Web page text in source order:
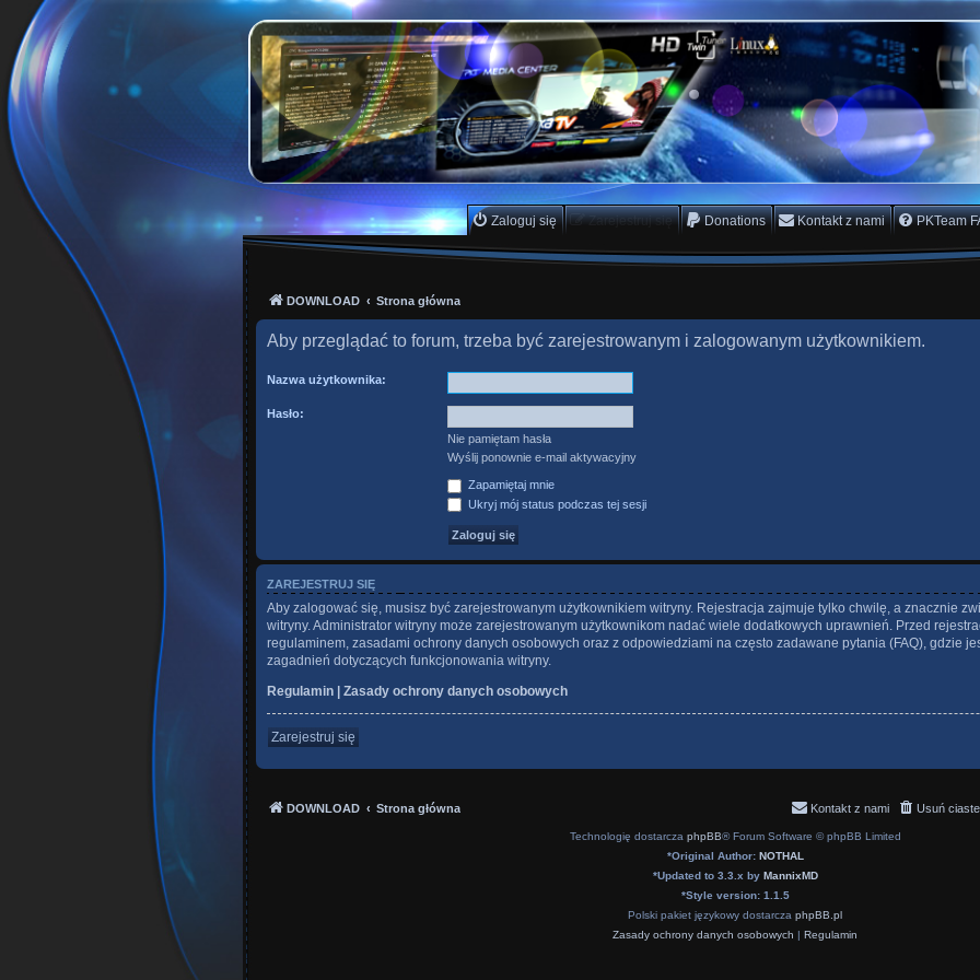
PKTeam - Polish Koders Team
Hyperion, Enigma, E2, PKT, listy kanałów, oscam
Zaloguj się Zarejestruj się Donations Kontakt z nami PKTeam
DOWNLOAD Strona główna
Aby przeglądać to forum, trzeba być zarejestrowanym i zalogowanym użytkownikiem.
Nazwa użytkownika:
Hasło:
Nie pamiętam hasła
Wyślij ponownie e-mail aktywacyjny
Zapamiętaj mnie
Ukryj mój status podczas tej sesji
ZAREJESTRUJ SIĘ
Aby zalogować się, musisz być zarejestrowanym użytkownikiem witryny. Rejestracja zajmuje tylko chwilę, a znacznie
witryny. Administrator witryny może zarejestrowanym użytkownikom nadać wiele dodatkowych uprawnień. Przed
regulaminem, zasadami ochrony danych osobowych oraz z odpowiedziami na często zadawane pytania (FAQ), gdzie
zagadnień dotyczących funkcjonowania witryny.
Regulamin
Zasady ochrony danych osobowych
Zarejestruj się
DOWNLOAD Strona główna Usuń
Kontakt z nami
Technologię dostarcza phpBB® Forum Software © phpBB Limited
*Original Author: NOTHAL
*Updated to 3.3.x by MannixMD
*Style version: 1.1.5
Polski pakiet językowy dostarcza phpBB.pl
Zasady ochrony danych osobowych | Regulamin